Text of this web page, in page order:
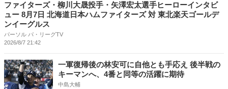
ファイターズ・柳川大晟投手・矢澤宏太選手ヒーローインタビ
ュー 8月7日 北海道日本ハムファイターズ 対 東北楽天ゴールデ
ンイーグルス
パーソル パ・リーグTV
2026/8/7 21:42
一軍復帰後の林安可に自他とも手応え 後半戦の
キーマンへ、4番と同等の活躍に期待
中島大輔